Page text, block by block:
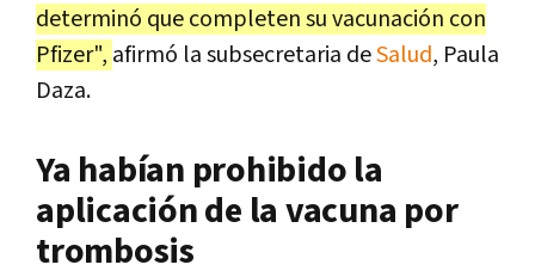
determinó que completen su vacunación con
Pfizer", afirmó la subsecretaria deSalud, Paula
Daza.
Ya habían prohibido la
aplicación de la vacuna por
trombosis